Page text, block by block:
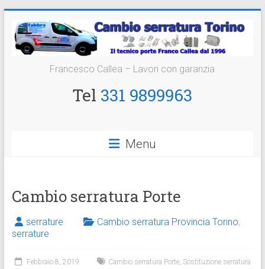
contenuto
Cambio
Serratura
Francesco Callea – Lavori con garanzia
Tel 331 9899963
Menu
Cambio serratura Porte
serrature Cambio serratura Provincia Torino,
serrature
Febbraio 8, 2019 Cambio serratura Porte, Sostituzione serratura